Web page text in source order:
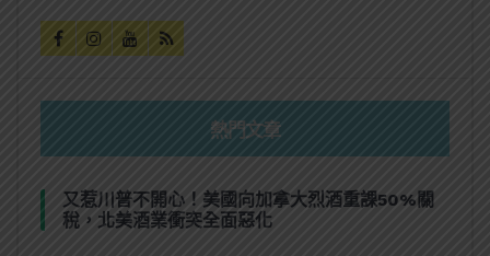
熱門文章
又惹川普不開心！美國向加拿大烈酒重課50%關
稅，北美酒業衝突全面惡化